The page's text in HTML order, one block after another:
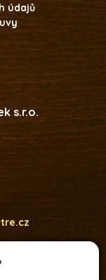
údajů
s.r.o.